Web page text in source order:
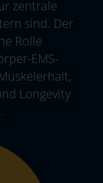
zentrale
sind. Der
Rolle
EMS-
Longevity